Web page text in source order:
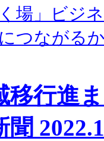
場」ビ
つなが
移行進